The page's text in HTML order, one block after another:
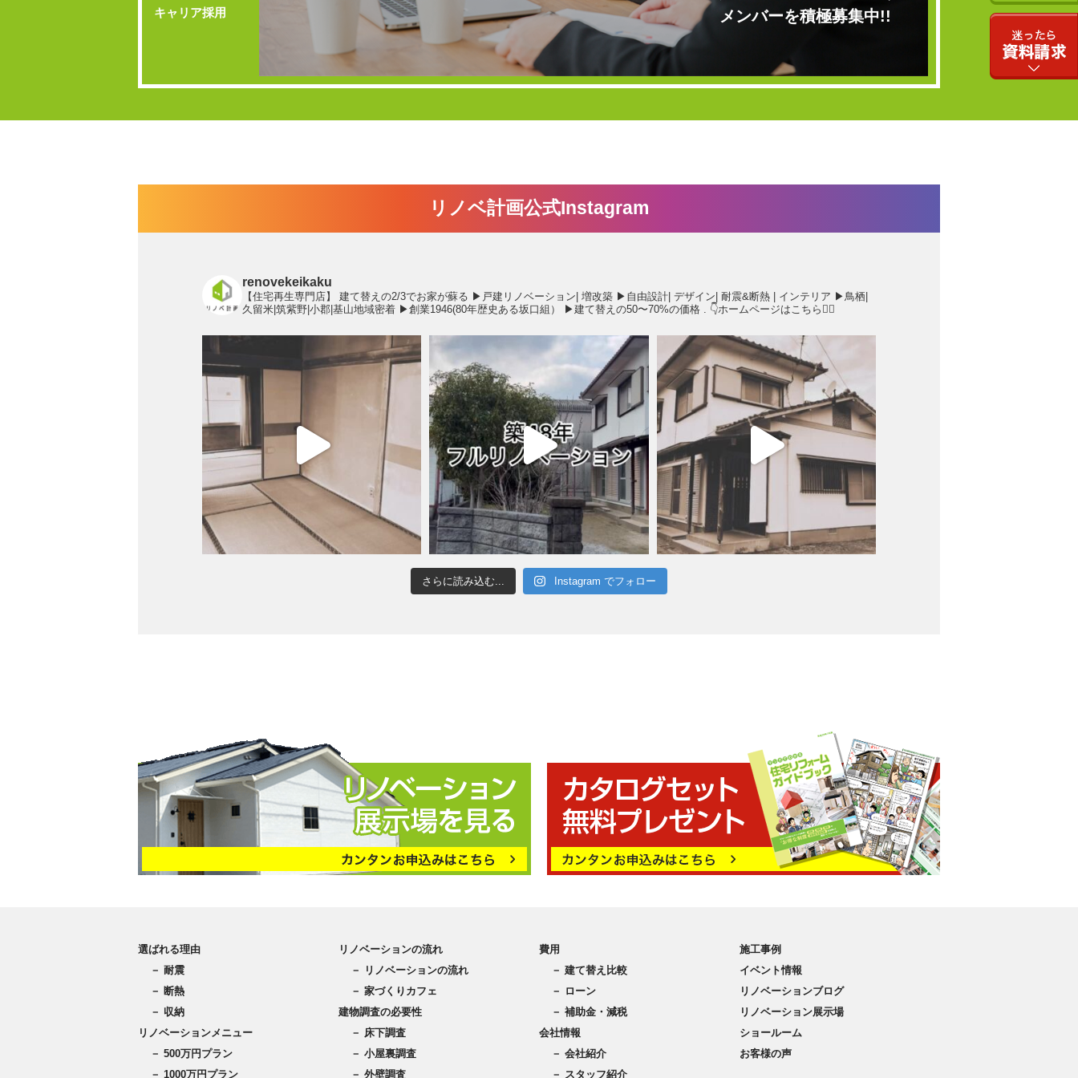
キャリア採用
メンバーを積極募集中!!
リノベ計画公式Instagram
renovekeikaku
【住宅再生専門店】 建て替えの2/3でお家が蘇る ▶︎戸建リノベーション| 増改築 ▶︎自由設計| デザイン| 耐震&断熱 | インテリア ▶︎鳥栖|
久留米|筑紫野|小郡|基山地域密着 ▶︎創業1946(80年歴史ある坂口組） ▶︎建て替えの50〜70%の価格 . 👇ホームページはこちら💁‍♂️
さらに読み込む... Instagram でフォロー
選ばれる理由
－ 耐震
－ 断熱
－ 収納
リノベーションメニュー
－ 500万円プラン
－ 1000万円プラン
リノベーションの流れ
－ リノベーションの流れ
－ 家づくりカフェ
建物調査の必要性
－ 床下調査
－ 小屋裏調査
－ 外壁調査
費用
－ 建て替え比較
－ ローン
－ 補助金・減税
会社情報
－ 会社紹介
－ スタッフ紹介
施工事例
イベント情報
リノベーションブログ
リノベーション展示場
ショールーム
お客様の声